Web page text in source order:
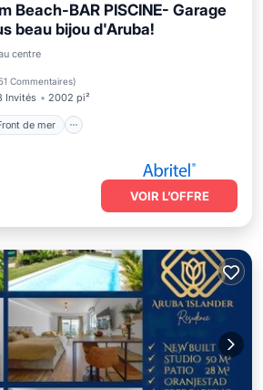
Beach-BAR PISCINE- Garage
beau bijou d'Aruba!
centre
Commentaires)
Invités 2002 pi²
de mer
VOIR L’OFFRE